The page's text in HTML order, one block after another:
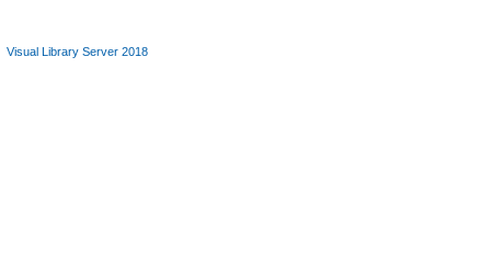
Visual Library Server 2018